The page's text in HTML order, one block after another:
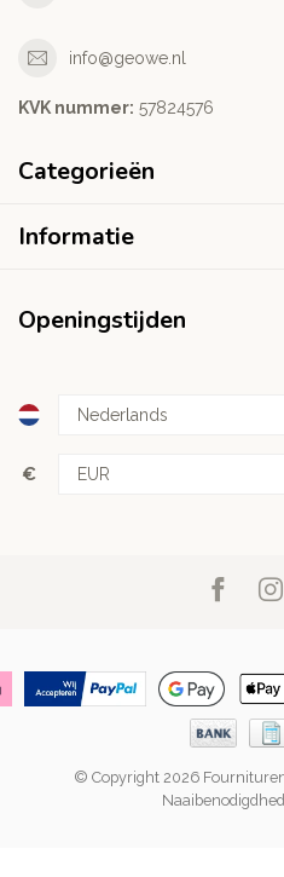
info@geowe.nl
KVK nummer: ‭57824576‬
Categorieën
Informatie
Openingstijden
€
© Copyright 2026